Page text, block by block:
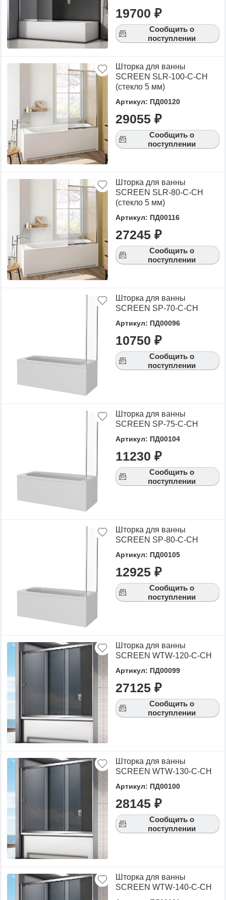
19700 ₽
Сообщить о
поступлении
Шторка для ванны
SCREEN SLR-100-C-CH
(стекло 5 мм)
Артикул: ПД00120
29055 ₽
Сообщить о
поступлении
Шторка для ванны
SCREEN SLR-80-C-CH
(стекло 5 мм)
Артикул: ПД00116
27245 ₽
Сообщить о
поступлении
Шторка для ванны
SCREEN SP-70-C-CH
Артикул: ПД00096
10750 ₽
Сообщить о
поступлении
Шторка для ванны
SCREEN SP-75-C-CH
Артикул: ПД00104
11230 ₽
Сообщить о
поступлении
Шторка для ванны
SCREEN SP-80-C-CH
Артикул: ПД00105
12925 ₽
Сообщить о
поступлении
Шторка для ванны
SCREEN WTW-120-C-CH
Артикул: ПД00099
27125 ₽
Сообщить о
поступлении
Шторка для ванны
SCREEN WTW-130-C-CH
Артикул: ПД00100
28145 ₽
Сообщить о
поступлении
Шторка для ванны
SCREEN WTW-140-C-CH